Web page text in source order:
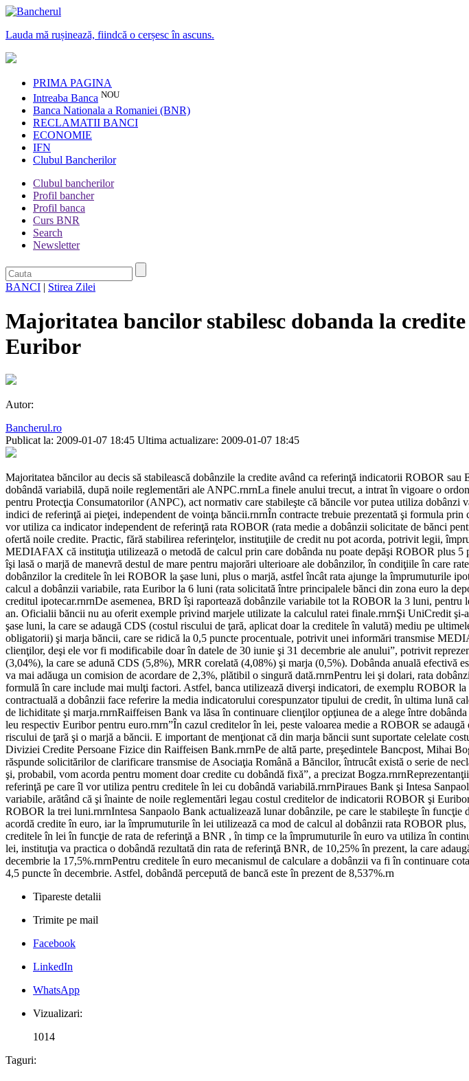
Lauda mă rușinează, fiindcă o cerșesc în ascuns.
PRIMA PAGINA
Intreaba Banca NOU
Banca Nationala a Romaniei (BNR)
RECLAMATII BANCI
ECONOMIE
IFN
Clubul Bancherilor
Clubul bancherilor
Profil bancher
Profil banca
Curs BNR
Search
Newsletter
BANCI | Stirea Zilei
Majoritatea bancilor stabilesc dobanda la
Euribor
Autor:
Bancherul.ro
Publicat la: 2009-01-07 18:45 Ultima actualizare: 2009-01-07 18:45
Majoritatea băncilor au decis să stabilească dobânzile la credite având ca referinţă indicatorii ROBOR
dobândă variabilă, după noile reglementări ale ANPC.rnrnLa finele anului trecut, a intrat în vigoare o
pentru Protecţia Consumatorilor (ANPC), act normativ care stabileşte că băncile vor putea utiliza
indici de referinţă ai pieţei, independent de voinţa băncii.rnrnÎn contracte trebuie prezentată şi formula
vor utiliza ca indicator independent de referinţă rata ROBOR (rata medie a dobânzii solicitate de bănci
ofertă noile credite. Practic, fără stabilirea referinţelor, instituţiile de credit nu pot acorda, potrivit legii,
MEDIAFAX că instituţia utilizează o metodă de calcul prin care dobânda nu poate depăşi ROBOR plus
îşi lasă o marjă de manevră destul de mare pentru majorări ulterioare ale dobânzilor, în condiţiile în care
dobânzilor la creditele în lei ROBOR la şase luni, plus o marjă, astfel încât rata ajunge la împrumuturile
calcul a dobânzii variabile, rata Euribor la 6 luni (rata solicitată între principalele bănci din zona euro la
creditul ipotecar.rnrnDe asemenea, BRD îşi raportează dobânzile variabile tot la ROBOR la 3 luni,
an. Oficialii băncii nu au oferit exemple privind marjele utilizate la calculul ratei finale.rnrnŞi UniCredit
şase luni, la care se adaugă CDS (costul riscului de ţară, aplicat doar la creditele în valută) mediu pe
obligatorii) şi marja băncii, care se ridică la 0,5 puncte procentuale, potrivit unei informări transmise
clienţilor, deşi ele vor fi modificabile doar în datele de 30 iunie şi 31 decembrie ale anului”, potrivit
(3,04%), la care se adună CDS (5,8%), MRR corelată (4,08%) şi marja (0,5%). Dobânda anuală efectivă
va mai adăuga un comision de acordare de 2,3%, plătibil o singură dată.rnrnPentru lei şi dolari, rata
formulă în care include mai mulţi factori. Astfel, banca utilizează diverşi indicatori, de exemplu ROBOR
contractuală a dobânzii face referire la media indicatorului corespunzator tipului de credit, în ultima lună
de lichiditate şi marja.rnrnRaiffeisen Bank va lăsa în continuare clienţilor opţiunea de a alege între
leu respectiv Euribor pentru euro.rnrn”În cazul creditelor în lei, peste valoarea medie a ROBOR se
riscului de ţară şi o marjă a băncii. E important de menţionat că din marja băncii sunt suportate celelate
Diviziei Credite Persoane Fizice din Raiffeisen Bank.rnrnPe de altă parte, preşedintele Bancpost, Mihai
răspunde solicitărilor de clarificare transmise de Asociaţia Română a Băncilor, întrucât există o serie de
şi, probabil, vom acorda pentru moment doar credite cu dobândă fixă”, a precizat
referinţă pe care îl vor utiliza pentru creditele în lei cu dobândă variabilă.rnrnPiraues Bank şi Intesa
variabile, arătând că şi înainte de noile reglementări legau costul creditelor de indicatorii ROBOR şi
ROBOR la trei luni.rnrnIntesa Sanpaolo Bank actualizează lunar dobânzile, pe care le stabileşte în
acordă credite în euro, iar la împrumuturile în lei utilizează ca mod de calcul al dobânzii rata ROBOR
creditele în lei în funcţie de rata de referinţă a BNR , în timp ce la împrumuturile în euro va utiliza în
lei, instituţia va practica o dobândă rezultată din rata de referinţă BNR, de 10,25% în prezent, la care
decembrie la 17,5%.rnrnPentru creditele în euro mecanismul de calculare a dobânzii va fi în continuare
4,5 puncte în decembrie. Astfel, dobândă percepută de bancă este în prezent de 8,537%.rn
Tipareste detalii
Trimite pe mail
Facebook
LinkedIn
WhatsApp
Vizualizari:
1014
Taguri: